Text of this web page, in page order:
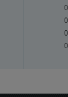
0
0
0
0